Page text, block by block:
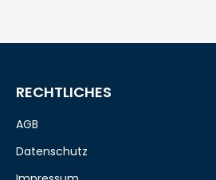
RECHTLICHES
AGB
Datenschutz